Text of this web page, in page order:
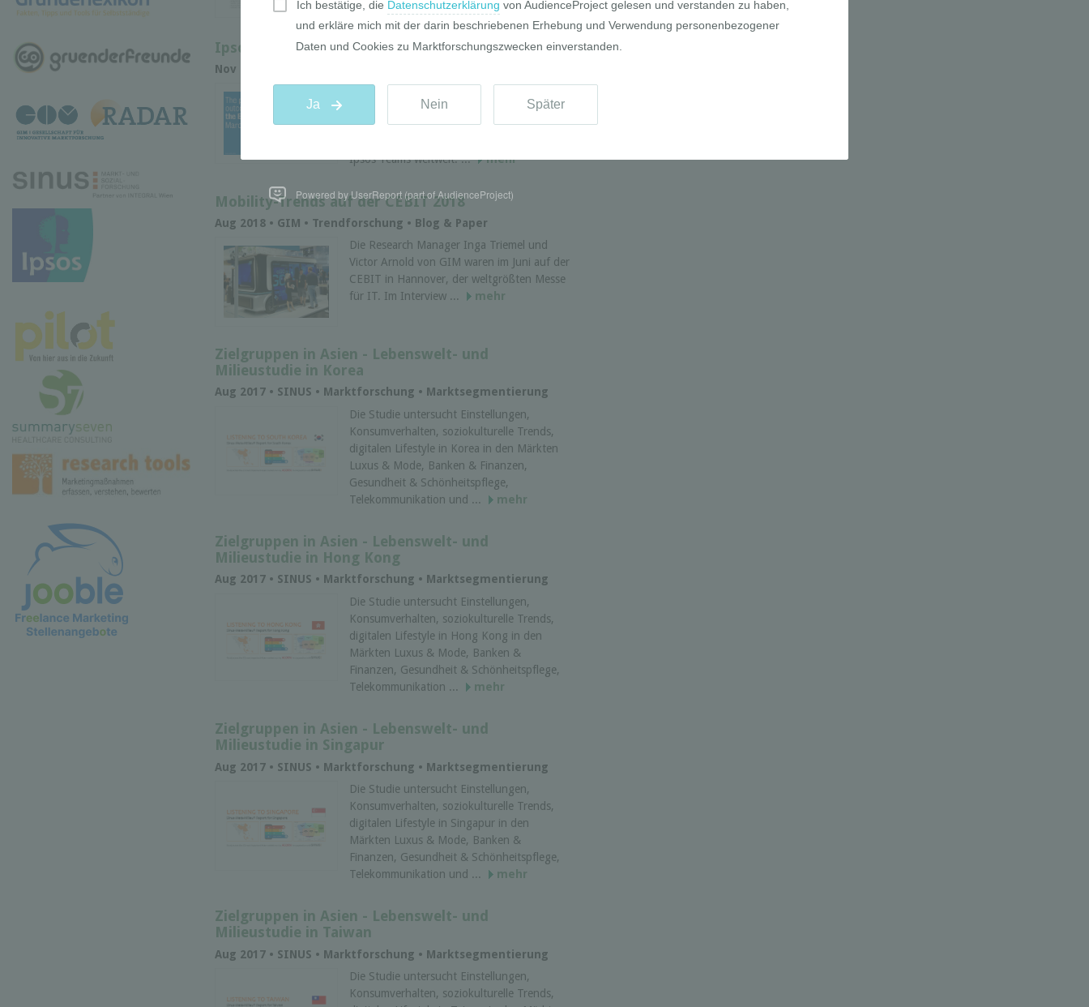
Wasser, Straßen, Energie, ...
mehr
Ipsos Update November 2018
Nov 2018 •
des Ipsos Knowledge Centers erstellt und
beinhaltet eine Auswahl an aktuellen
Ipsos Teams weltweit. ...
mehr
Mobility-Trends auf der CEBIT 2018
Aug 2018 • GIM • Trendforschung • Blog & Paper
Die Research Manager Inga Triemel und
Victor Arnold von GIM waren im Juni auf der
CEBIT in Hannover, der weltgrößten Messe
für IT. Im Interview ...
mehr
Zielgruppen in Asien - Lebenswelt- und
Milieustudie in Korea
Aug 2017 • SINUS • Marktforschung • Marktsegmentierung
Die Studie untersucht Einstellungen,
Konsumverhalten, soziokulturelle Trends,
digitalen Lifestyle in Korea in den Märkten
Luxus & Mode, Banken & Finanzen,
Gesundheit & Schönheitspflege,
Telekommunikation und ...
mehr
Zielgruppen in Asien - Lebenswelt- und
Milieustudie in Hong Kong
Aug 2017 • SINUS • Marktforschung • Marktsegmentierung
Die Studie untersucht Einstellungen,
Konsumverhalten, soziokulturelle Trends,
digitalen Lifestyle in Hong Kong in den
Märkten Luxus & Mode, Banken &
Finanzen, Gesundheit & Schönheitspflege,
Telekommunikation ...
mehr
Zielgruppen in Asien - Lebenswelt- und
Milieustudie in Singapur
Aug 2017 • SINUS • Marktforschung • Marktsegmentierung
Die Studie untersucht Einstellungen,
Konsumverhalten, soziokulturelle Trends,
digitalen Lifestyle in Singapur in den
Märkten Luxus & Mode, Banken &
Finanzen, Gesundheit & Schönheitspflege,
Telekommunikation und ...
mehr
Zielgruppen in Asien - Lebenswelt- und
Milieustudie in Taiwan
Aug 2017 • SINUS • Marktforschung • Marktsegmentierung
Die Studie untersucht Einstellungen,
Konsumverhalten, soziokulturelle Trends,
Powered by UserReport (part of AudienceProject)